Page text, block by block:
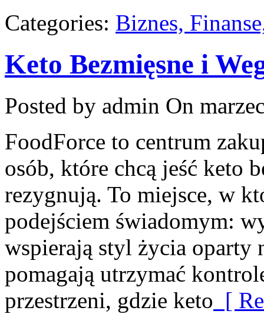
Categories: Biznes,
Keto Bezmięsne i
Posted by admin On
FoodForce to centrum
osób, które chcą jeść keto
rezygnują. To miejsce, w
podejściem świadomym:
wspierają styl życia oparty
pomagają utrzymać
przestrzeni, gdzie keto [